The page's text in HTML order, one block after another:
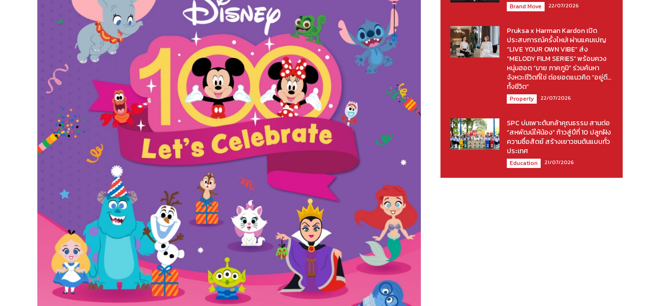
Brand Move 22/07/2026
Pruksa x Harman Kardon เปิด
ประสบการณ์ครั้งใหม่! ผ่านแคมเปญ
“LIVE YOUR OWN VIBE” ส่ง
“MELODY FILM SERIES” พร้อมควง
หนุ่มฮอต “มาย ภาคภูมิ” ร่วมค้นหา
จังหวะชีวิตที่ใช่ ต่อยอดแนวคิด “อยู่ดี…
ทั้งชีวิต”
Property 22/07/2026
SPC บ่มเพาะต้นกล้าคุณธรรม สานต่อ
“สหพัฒน์ให้น้อง” ก้าวสู่ปีที่ 10 ปลูกฝัง
ความซื่อสัตย์ สร้างเยาวชนต้นแบบทั่ว
ประเทศ
Education 21/07/2026